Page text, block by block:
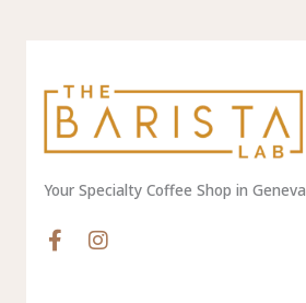
Your Specialty Coffee Shop in Geneva
F
a
I